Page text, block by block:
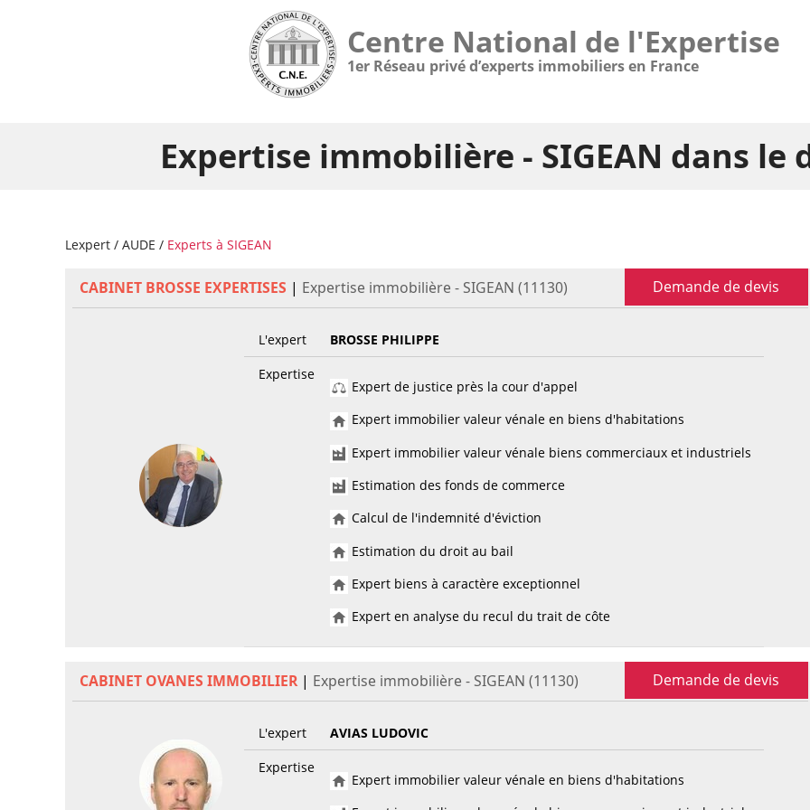
Centre National de l'Expertise
1er Réseau privé d’experts immobiliers en France
Expertise immobilière - SIGEAN dans le
Lexpert / AUDE / Experts à SIGEAN
CABINET BROSSE EXPERTISES | Expertise immobilière - SIGEAN (11130) Demande de devis
L'expert
BROSSE PHILIPPE
Expertise
Expert de justice près la cour d'appel
Expert immobilier valeur vénale en biens d'habitations
Expert immobilier valeur vénale biens commerciaux et industriels
Estimation des fonds de commerce
Calcul de l'indemnité d'éviction
Estimation du droit au bail
Expert biens à caractère exceptionnel
Expert en analyse du recul du trait de côte
CABINET OVANES IMMOBILIER | Expertise immobilière - SIGEAN (11130) Demande de devis
L'expert
AVIAS LUDOVIC
Expertise
Expert immobilier valeur vénale en biens d'habitations